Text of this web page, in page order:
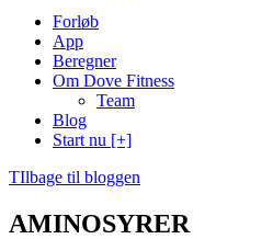
Forløb
App
Beregner
Om Dove Fitness
Team
Blog
Start nu [+]
TIlbage til bloggen
AMINOSYRER